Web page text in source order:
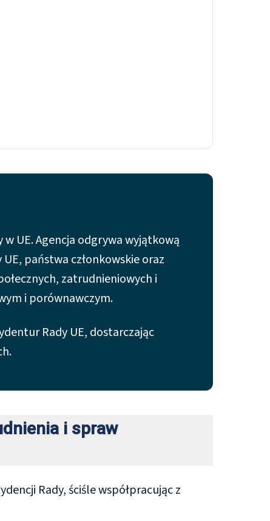
UE. Agencja odgrywa wyjątkową
państwa członkowskie oraz
zatrudnieniowych i
i porównawczym.
Rady UE, dostarczając
i spraw
Rady, ściśle współpracując z